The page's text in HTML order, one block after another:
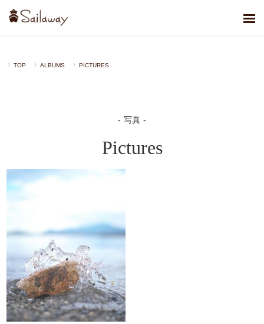
TOP ALBUMS PICTURES
写真
Pictures